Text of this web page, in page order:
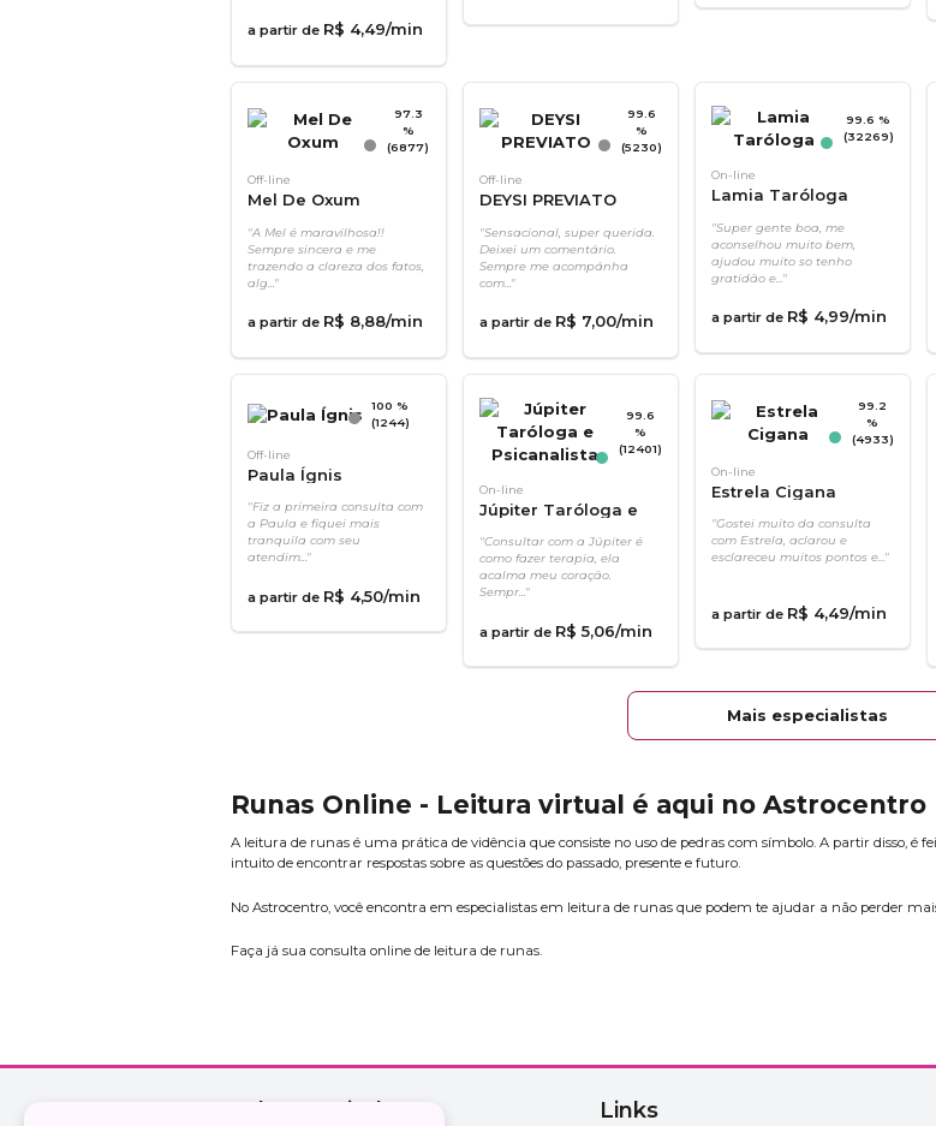
a partir de R$ 4,49/min
97.3
%
(6877)
Off-line
Mel De Oxum
"A Mel é maravilhosa!!
Sempre sincera e me
trazendo a clareza dos fatos,
alg..."
a partir de R$ 8,88/min
99.6
%
(5230)
Off-line
DEYSI PREVIATO
"Sensacional, super querida.
Deixei um comentário.
Sempre me acompánha
com..."
a partir de R$ 7,00/min
99.6 %
(32269)
On-line
Lamia Taróloga
"Super gente boa, me
aconselhou muito bem,
ajudou muito so tenho
gratidão e..."
a partir de R$ 4,99/min
100 %
(1244)
Off-line
Paula Ígnis
"Fiz a primeira consulta com
a Paula e fiquei mais
tranquila com seu
atendim..."
a partir de R$ 4,50/min
99.6
%
(12401)
On-line
Júpiter Taróloga e
Psicanalista
"Consultar com a Júpiter é
como fazer terapia, ela
acalma meu coração.
Sempr..."
a partir de R$ 5,06/min
99.2
%
(4933)
On-line
Estrela Cigana
"Gostei muito da consulta
com Estrela, aclarou e
esclareceu muitos pontos e..."
a partir de R$ 4,49/min
Mais especialistas
Runas Online - Leitura virtual é aqui no Astrocentro
A leitura de runas é uma prática de vidência que consiste no uso de pedras com símbolo. A partir disso, é
intuito de encontrar respostas sobre as questões do passado, presente e futuro.
No Astrocentro, você encontra em especialistas em leitura de runas que podem te ajudar a não perder
Faça já sua consulta online de leitura de runas.